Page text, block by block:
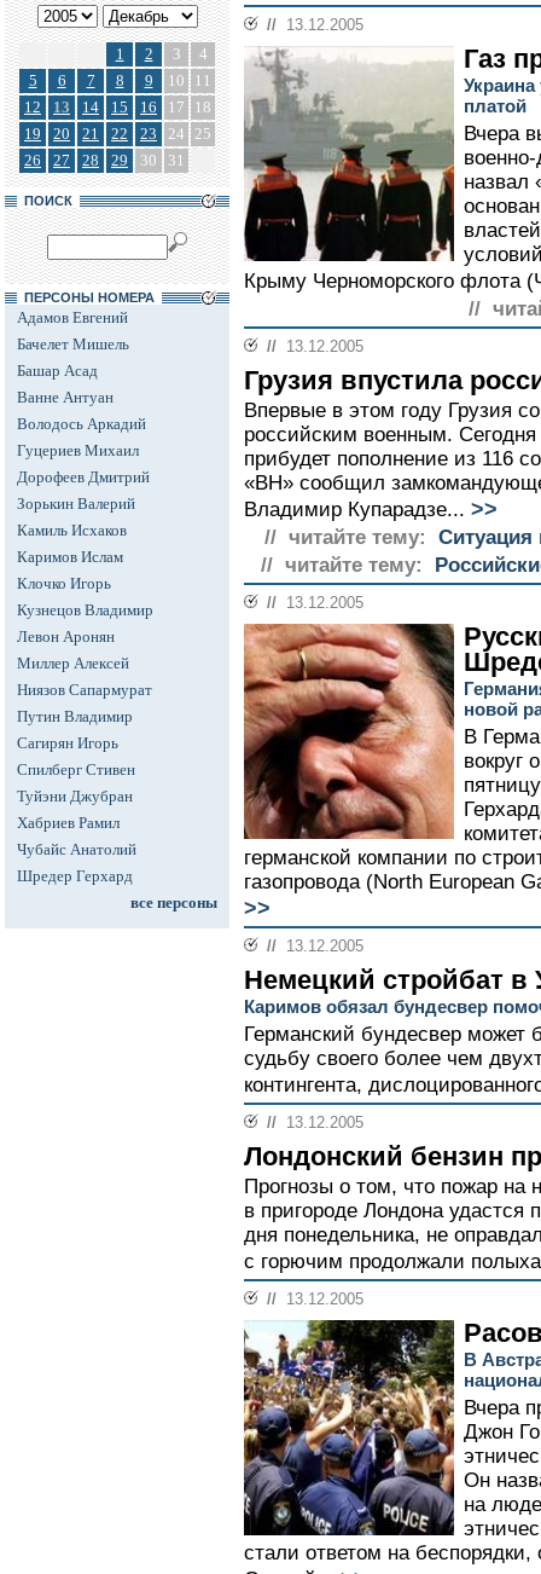
1 2 3
4
5
6 7 8 9 10
11
12
13 14 15 16 17
18
19
20 21 22 23 24 25
26
27 28 29 30 31
ПОИСК
ПЕРСОНЫ НОМЕРА
Адамов Евгений
Бачелет Мишель
Башар Асад
Ванне Антуан
Володось Аркадий
Гуцериев Михаил
Дорофеев Дмитрий
Зорькин Валерий
Камиль Исхаков
Каримов Ислам
Клочко Игорь
Кузнецов Владимир
Левон Аронян
Миллер Алексей
Ниязов Сапармурат
Путин Владимир
Сагирян Игорь
Спилберг Стивен
Туйэни Джубран
Хабриев Рамил
Чубайс Анатолий
Шредер Герхард
все персоны
// 13.12.2005
Газ
платой
Вчера
назвал
Крыму Черноморского флота
//
// 13.12.2005
Грузия впустила
Впервые в этом году Грузия
российским военным.
прибудет пополнение из 116
«ВН» сообщил
Владимир Купарадзе... >>
// читайте тему:
Ситуация
// читайте тему:
// 13.12.2005
новой
В
вокруг
германской компании по
газопровода (North European
>>
// 13.12.2005
Немецкий стройбат в
Каримов обязал бундесвер
Германский бундесвер может
судьбу своего более чем
контингента,
// 13.12.2005
Лондонский бензин
Прогнозы о том, что пожар
в пригороде Лондона удастся
дня понедельника, не
с горючим продолжали
// 13.12.2005
В
Вчера
Джон
Он
на
стали ответом на